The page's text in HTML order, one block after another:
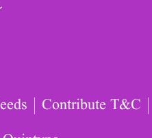
Contribute T&C